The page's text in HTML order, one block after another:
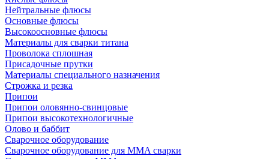
Нейтральные флюсы
Основные флюсы
Высокоосновные флюсы
Материалы для сварки титана
Проволока сплошная
Присадочные прутки
Материалы специального назначения
Строжка и резка
Припои
Припои оловянно-свинцовые
Припои высокотехнологичные
Олово и баббит
Сварочное оборудование
Сварочное оборудование для MMA сварки